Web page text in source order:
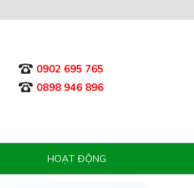
0902 695 765
0898 946 896
HOẠT ĐỘNG